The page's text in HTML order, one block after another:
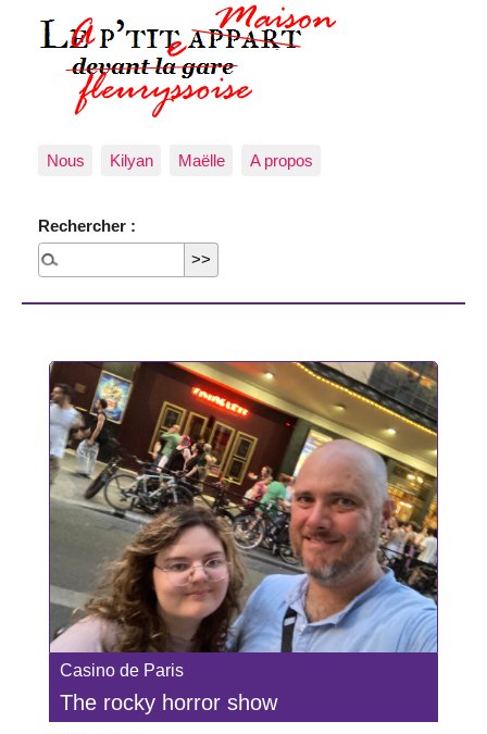
Nous Kilyan Maëlle A propos
Rechercher :
Casino de Paris
The rocky horror show